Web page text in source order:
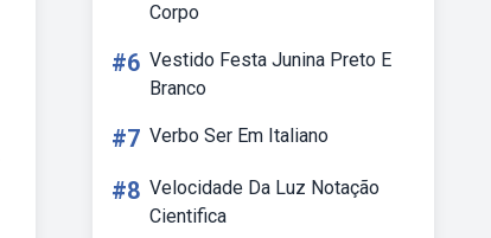
Corpo
#6 Vestido Festa Junina Preto E
Branco
#7 Verbo Ser Em Italiano
#8 Velocidade Da Luz Notação
Cientifica